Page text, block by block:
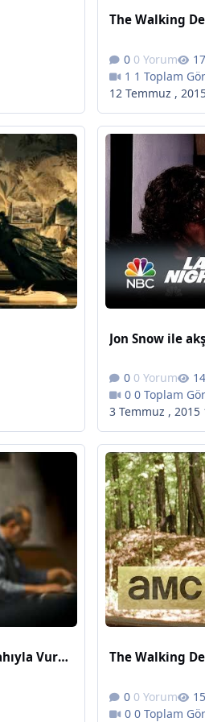
The Walking
0 Yorum
1 Toplam
12 Temmuz ,
Jon Snow ile
0 Yorum
0 Toplam
3 Temmuz , 2015
Düğün Dernek Tüpçü Fikret Kendi Silahıyla Vuruluyor The Walking
0 Yorum
0 Toplam